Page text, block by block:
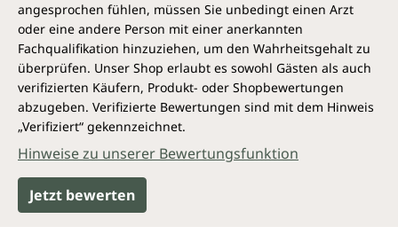
angesprochen fühlen, müssen Sie unbedingt einen Arzt
oder eine andere Person mit einer anerkannten
Fachqualifikation hinzuziehen, um den Wahrheitsgehalt zu
überprüfen. Unser Shop erlaubt es sowohl Gästen als auch
verifizierten Käufern, Produkt- oder Shopbewertungen
abzugeben. Verifizierte Bewertungen sind mit dem Hinweis
„Verifiziert“ gekennzeichnet.
Hinweise zu unserer Bewertungsfunktion
Jetzt bewerten